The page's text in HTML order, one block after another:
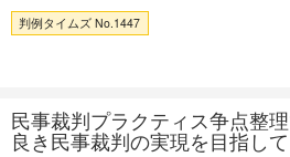
判例タイムズ No.1447
民事裁判プラクティス争点整
良き民事裁判の実現を目指して